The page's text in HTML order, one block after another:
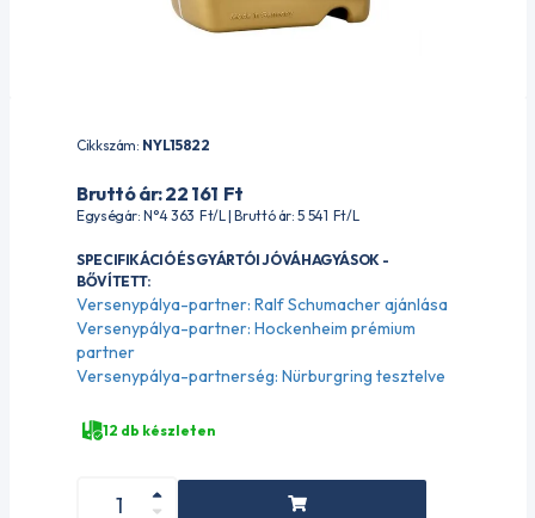
Cikkszám: NYL15822
Bruttó ár: 22 161 Ft
Egységár: N°4 363 Ft/L | Bruttó ár: 5 541 Ft/L
SPECIFIKÁCIÓ ÉS GYÁRTÓI JÓVÁHAGYÁSOK -
BŐVÍTETT:
Versenypálya-partner: Ralf Schumacher ajánlása
Versenypálya-partner: Hockenheim prémium
partner
Versenypálya-partnerség: Nürburgring tesztelve
12 db készleten